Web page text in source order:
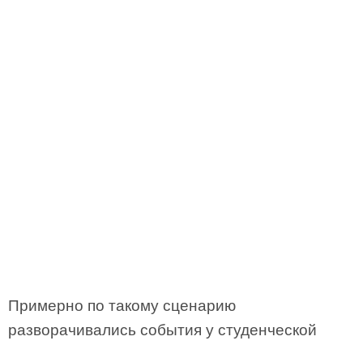
Примерно по такому сценарию
разворачивались события у студенческой